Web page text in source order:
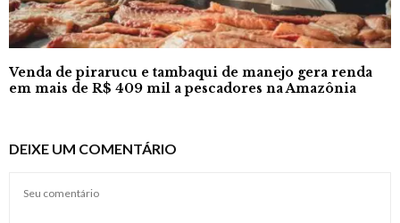
Venda de pirarucu e tambaqui de manejo gera renda
em mais de R$ 409 mil a pescadores na Amazônia
DEIXE UM COMENTÁRIO